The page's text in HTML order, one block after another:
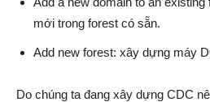
mới trong forest có sẵn.
Add new forest: xây dựng máy
Do chúng ta đang xây dựng CDC